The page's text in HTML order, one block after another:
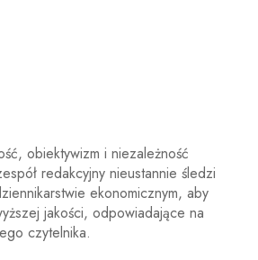
obiektywizm i niezależność
redakcyjny nieustannie śledzi
ekonomicznym, aby
jakości, odpowiadające na
czytelnika.